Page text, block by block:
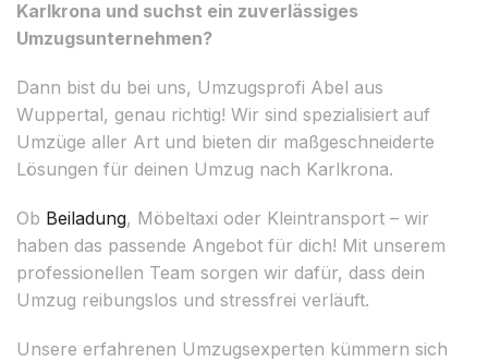
Karlkrona und suchst ein zuverlässiges
Umzugsunternehmen?
Dann bist du bei uns, Umzugsprofi Abel aus
Wuppertal, genau richtig! Wir sind spezialisiert auf
Umzüge aller Art und bieten dir maßgeschneiderte
Lösungen für deinen Umzug nach Karlkrona.
Ob Beiladung, Möbeltaxi oder Kleintransport – wir
haben das passende Angebot für dich! Mit unserem
professionellen Team sorgen wir dafür, dass dein
Umzug reibungslos und stressfrei verläuft.
Unsere erfahrenen Umzugsexperten kümmern sich